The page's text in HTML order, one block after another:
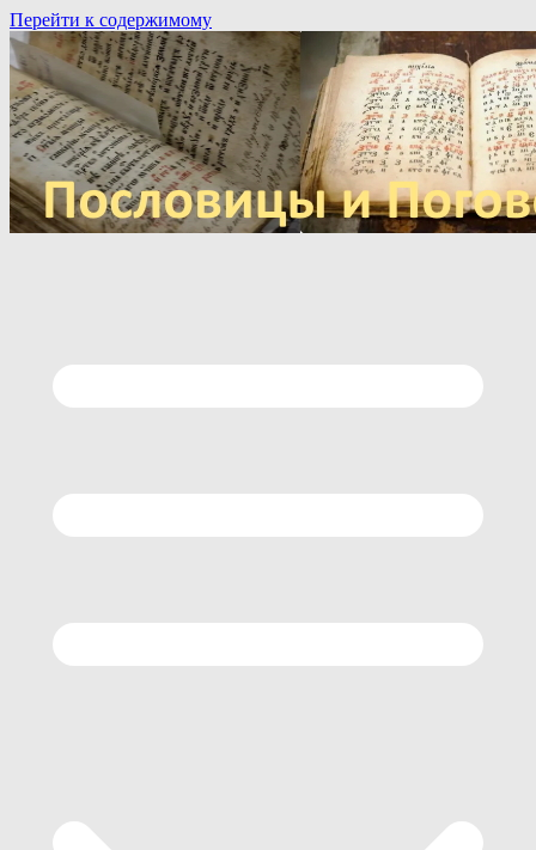
Перейти к содержимому